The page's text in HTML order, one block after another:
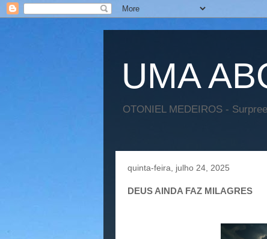
UMA
OTONIEL MEDEIROS -
quinta-feira, julho 24, 2025
DEUS AINDA FAZ MILAGRES